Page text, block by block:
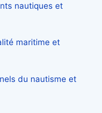
nautiques et
maritime et
du nautisme et